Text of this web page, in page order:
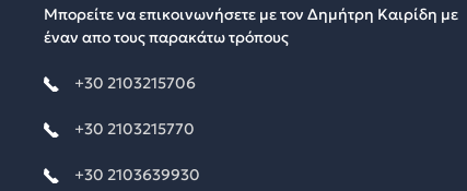
Μπορείτε να επικοινωνήσετε με τον Δημήτρη Καιρίδη με
έναν απο τους παρακάτω τρόπους
+30 2103215706
+30 2103215770
+30 2103639930